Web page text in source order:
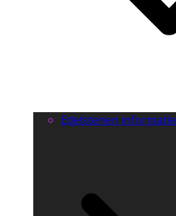
Edelstenen informatie